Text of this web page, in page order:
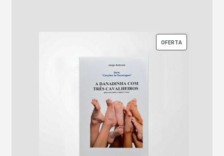
OFERTAPRODUTO